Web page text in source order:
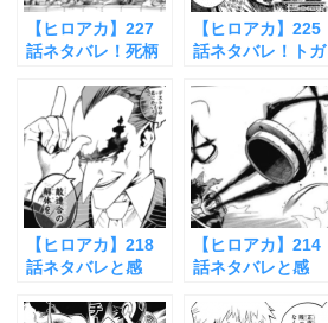
【ヒロアカ】227
話ネタバレ！死柄
長！
【ヒロアカ】225
話ネタバレ！トガ
軍の気月置歳
【ヒロアカ】218
話ネタバレと感
動
【ヒロアカ】214
話ネタバレと感
ールが真の”覚醒”